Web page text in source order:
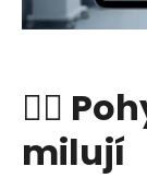
🧘‍♀️
milují